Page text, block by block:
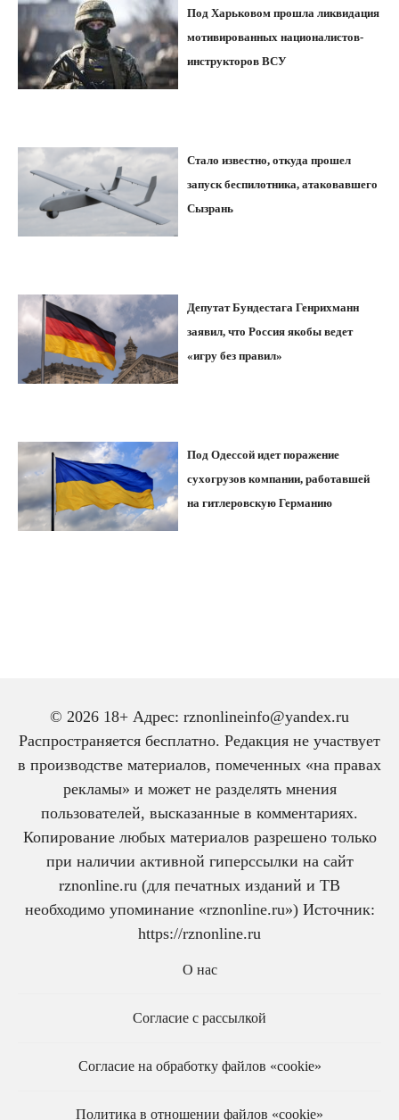
Под Харьковом прошла ликвидация
мотивированных националистов-
инструкторов ВСУ
Стало известно, откуда прошел
запуск беспилотника, атаковавшего
Сызрань
Депутат Бундестага Генрихманн
заявил, что Россия якобы ведет
«игру без правил»
Под Одессой идет поражение
сухогрузов компании, работавшей
на гитлеровскую Германию
© 2026 18+ Адрес: rznonlineinfo@yandex.ru
Распространяется бесплатно. Редакция не участвует
в производстве материалов, помеченных «на правах
рекламы» и может не разделять мнения
пользователей, высказанные в комментариях.
Копирование любых материалов разрешено только
при наличии активной гиперссылки на сайт
rznonline.ru (для печатных изданий и ТВ
необходимо упоминание «rznonline.ru») Источник:
https://rznonline.ru
О нас
Согласие с рассылкой
Согласие на обработку файлов «cookie»
Политика в отношении файлов «cookie»